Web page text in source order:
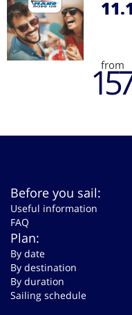
from
Before you sail:
Useful information
FAQ
Plan:
By date
By destination
By duration
Sailing schedule